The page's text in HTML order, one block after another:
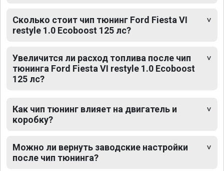
Сколько стоит чип тюнинг Ford Fiesta VI
restyle 1.0 Ecoboost 125 лс?
Увеличится ли расход топлива после чип
тюнинга Ford Fiesta VI restyle 1.0 Ecoboost
125 лс?
Как чип тюнинг влияет на двигатель и
коробку?
Можно ли вернуть заводские настройки
после чип тюнинга?